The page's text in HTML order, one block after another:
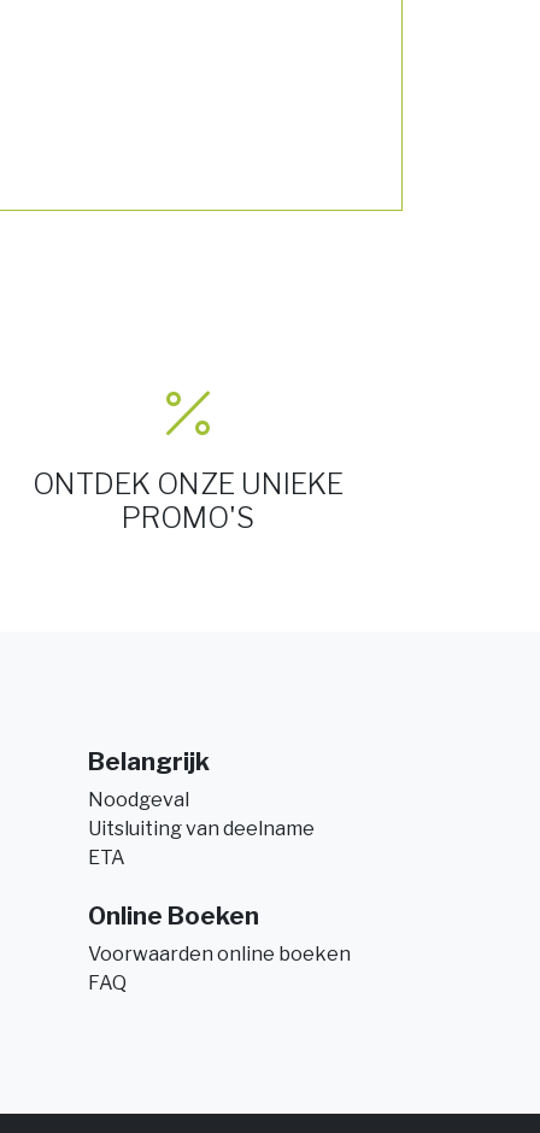
ONTDEK ONZE UNIEKE
PROMO'S
Belangrijk
Noodgeval
Uitsluiting van deelname
ETA
Online Boeken
Voorwaarden online boeken
FAQ